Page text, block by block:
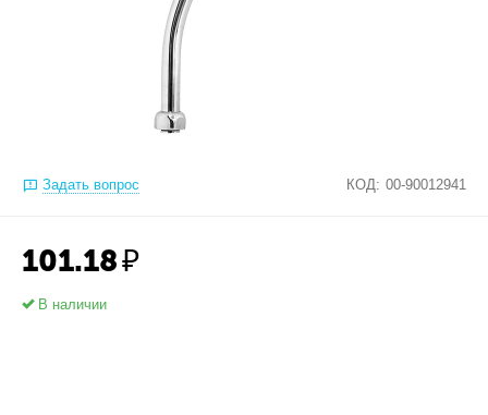
Задать вопрос КОД: 00-90012941
101.18₽
В наличии